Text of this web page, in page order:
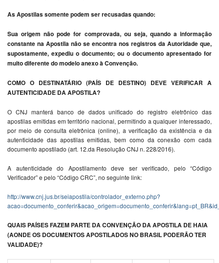
As Apostilas somente podem ser recusadas quando:
Sua origem não pode for comprovada, ou seja, quando a informação
constante na Apostila não se encontra nos registros da Autoridade que,
supostamente, expediu o documento; ou o documento apresentado for
muito diferente do modelo anexo à Convenção.
COMO O DESTINATÁRIO (PAÍS DE DESTINO) DEVE VERIFICAR A
AUTENTICIDADE DA APOSTILA?
O CNJ manterá banco de dados unificado do registro eletrônico das
apostilas emitidas em território nacional, permitindo a qualquer interessado,
por meio de consulta eletrônica (online), a verificação da existência e da
autenticidade das apostilas emitidas, bem como da conexão com cada
documento apostilado (art. 12.da Resolução CNJ n. 228/2016).
A autenticidade do Apostilamento deve ser verificado, pelo “Código
Verificador” e pelo “Código CRC”, no seguinte link:
http://www.cnj.jus.br/seiapostila/controlador_externo.php?
QUAIS PAÍSES FAZEM PARTE DA CONVENÇÃO DA APOSTILA DE HAIA
(AONDE OS DOCUMENTOS APOSTILADOS NO BRASIL PODERÃO TER
VALIDADE)?